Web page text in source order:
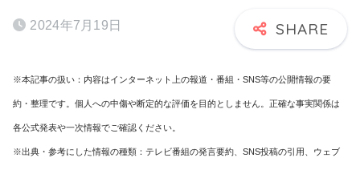
2024年7月19日
※本記事の扱い：内容はインターネット上の報道・番組・SNS等の公開情報の要
約・整理です。個人への中傷や断定的な評価を目的としません。正確な事実関係は
各公式発表や一次情報でご確認ください。
※出典・参考にした情報の種類：テレビ番組の発言要約、SNS投稿の引用、ウェブ